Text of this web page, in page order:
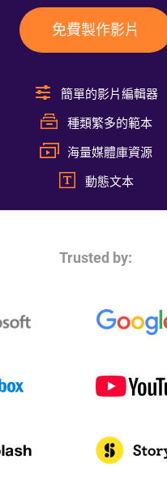
免費製作影片
簡單的影片編輯器
種類繁多的範本
海量媒體庫資源
動態文本
Trusted by: